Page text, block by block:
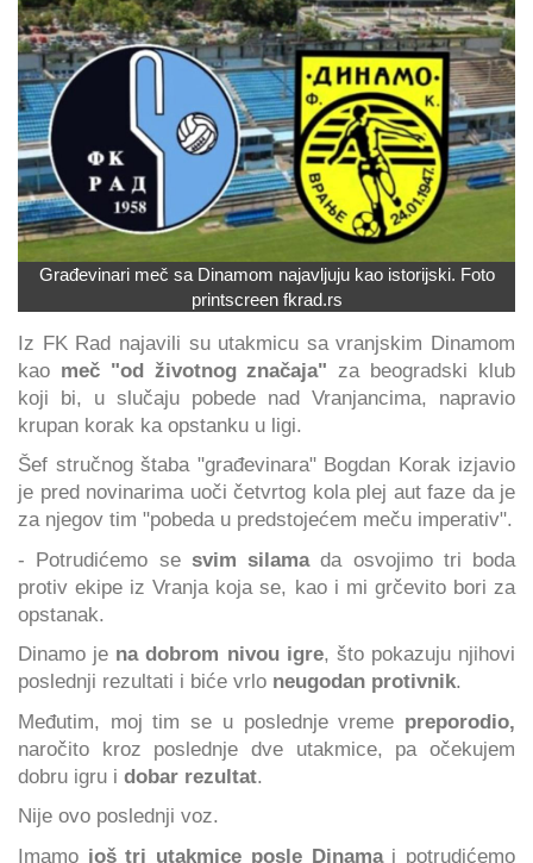
Građevinari meč sa Dinamom najavljuju kao istorijski. Foto
printscreen fkrad.rs
Iz FK Rad najavili su utakmicu sa vranjskim Dinamom
kao meč "od životnog značaja" za beogradski klub
koji bi, u slučaju pobede nad Vranjancima, napravio
krupan korak ka opstanku u ligi.
Šef stručnog štaba "građevinara" Bogdan Korak izjavio
je pred novinarima uoči četvrtog kola plej aut faze da je
za njegov tim "pobeda u predstojećem meču imperativ".
- Potrudićemo sesvim silamada osvojimo tri boda
protiv ekipe iz Vranja koja se, kao i mi grčevito bori za
opstanak.
Dinamo je na dobrom nivou igre, što pokazuju njihovi
poslednji rezultati i biće vrlo neugodan protivnik.
Međutim, moj tim se u poslednje vreme preporodio,
naročito kroz poslednje dve utakmice, pa očekujem
dobru igru i dobar rezultat.
Nije ovo poslednji voz.
Imamo još tri utakmice posle Dinama i potrudićemo